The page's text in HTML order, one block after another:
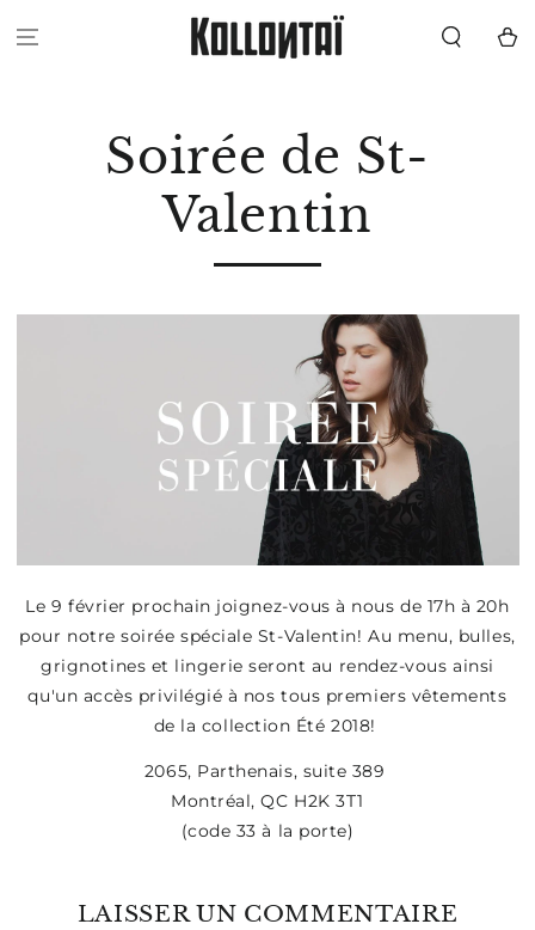
CONTENU
Panier
Soirée de St-
Valentin
Le 9 février prochain joignez-vous à nous de 17h à 20h
pour notre soirée spéciale St-Valentin! Au menu, bulles,
grignotines et lingerie seront au rendez-vous ainsi
qu'un accès privilégié à nos tous premiers vêtements
de la collection Été 2018!
2065, Parthenais, suite 389
Montréal, QC H2K 3T1
(code 33 à la porte)
LAISSER UN COMMENTAIRE